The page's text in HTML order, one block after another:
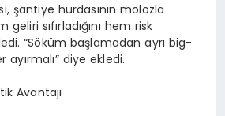
şantiye hurdasının molozla
geliri sıfırladığını hem risk
“Söküm başlamadan ayrı big-
diye ekledi.
Avantajı